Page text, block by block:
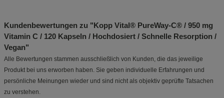
Kundenbewertungen zu "Kopp Vital® PureWay-C® / 950 mg
Vitamin C / 120 Kapseln / Hochdosiert / Schnelle Resorption /
Vegan"
Alle Bewertungen stammen ausschließlich von Kunden, die das jeweilige
Produkt bei uns erworben haben. Sie geben individuelle Erfahrungen und
persönliche Meinungen wieder und sind nicht als objektiv geprüfte Tatsachen
zu verstehen.